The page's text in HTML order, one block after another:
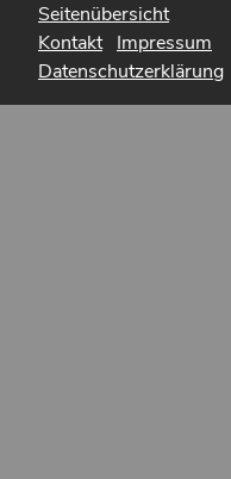
Seitenübersicht
Kontakt Impressum
Datenschutzerklärung